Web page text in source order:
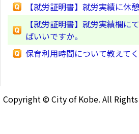
【就労証明書】就労実績に休
【就労証明書】就労実績欄
ばいいですか。
保育利用時間について教えてく
Copyright © City of Kobe. All